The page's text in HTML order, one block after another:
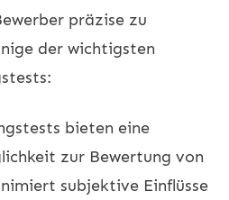
präzise zu
der wichtigsten
bieten eine
zur Bewertung von
subjektive Einflüsse